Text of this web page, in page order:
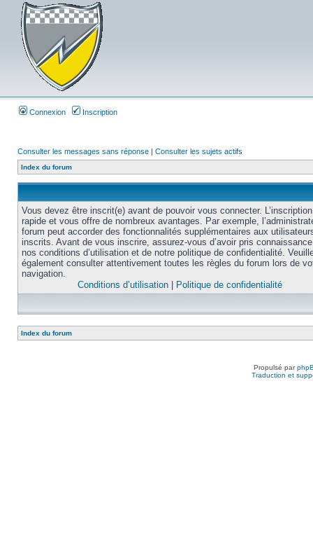
Connexion Inscription
Consulter les messages sans réponse | Consulter les sujets actifs
Index du forum
Vous devez être inscrit(e) avant de pouvoir vous connecter.
rapide et vous offre de nombreux avantages. Par exemple,
forum peut accorder des fonctionnalités supplémentaires aux
inscrits. Avant de vous inscrire, assurez-vous d’avoir pris
nos conditions d’utilisation et de notre politique de confidentialité.
également consulter attentivement toutes les règles du forum lors de
navigation.
Conditions d’utilisation
Politique de confidentialité
Index du forum
Propulsé par
Traduction et